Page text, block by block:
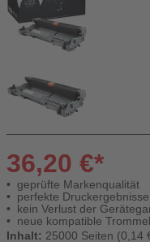
36,20 €*
geprüfte Markenqualität
perfekte Druckergebnisse
kein Verlust der
neue kompatible
Inhalt: 25000 Seiten (0,14